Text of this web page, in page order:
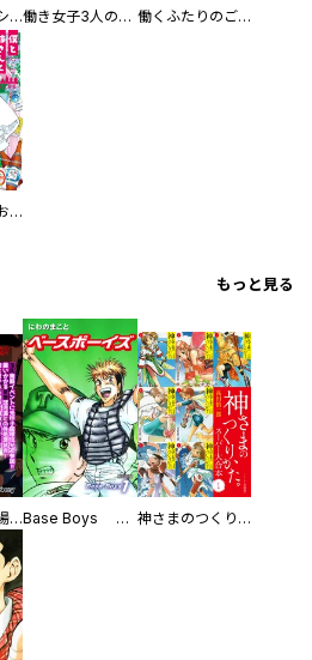
カラちゃんとシトーさんと、 【分冊版】 働き女子3人のおうち晩酌 働くふたりのごほうび飯
僕と嫁さんとお酒の関係
もっと見る
初めての発展場 【白抜き修正版】 Base Boys 新装版 神さまのつくりかた。スーパー大合本